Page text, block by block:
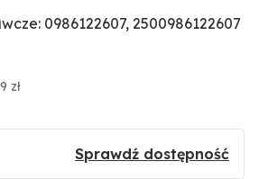
0986122607, 2500986122607
zł
Sprawdź dostępność